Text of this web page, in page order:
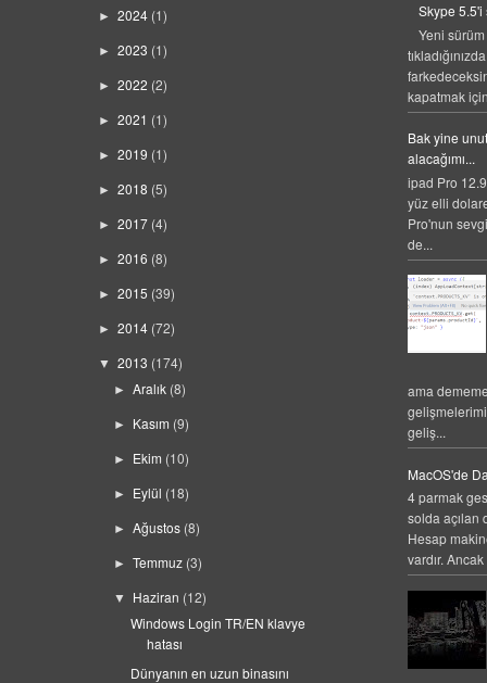
► 2024 (1)
► 2023 (1)
► 2022 (2)
► 2021 (1)
► 2019 (1)
► 2018 (5)
► 2017 (4)
► 2016 (8)
► 2015 (39)
► 2014 (72)
▼ 2013 (174)
►Aralık (8)
► Kasım (9)
► Ekim (10)
► Eylül (18)
►Ağustos (8)
►Temmuz (3)
▼ Haziran (12)
Windows Login TR/EN klavye
hatası
Dünyanın en uzun binasını
Skype 5.5'i
Yeni
kapatmak
Bak yine
alacağımı...
ipad Pro
yüz elli
Pro'nun
de...
ama
geliş...
MacOS'de
4 parmak
solda açılan
Hesap
vardır.